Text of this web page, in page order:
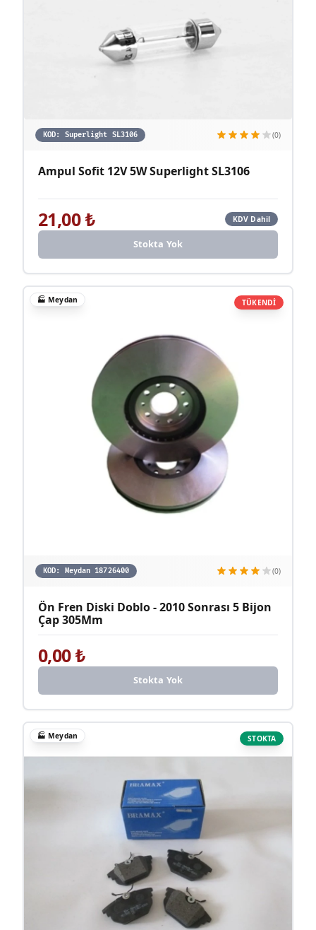
KOD: Superlight SL3106 (0)
Ampul Sofit 12V 5W Superlight SL3106
21,00₺ KDV Dahil
Stokta Yok
TÜKENDİ
🏭 Meydan
KOD: Meydan 18726400 (0)
Ön Fren Diski Doblo - 2010 Sonrası 5 Bijon
Çap 305Mm
0,00₺
Stokta Yok
STOKTA
🏭 Meydan